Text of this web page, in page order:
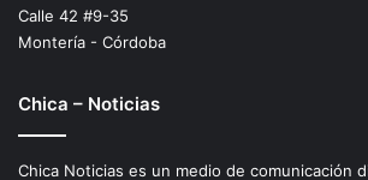
Calle 42 #9-35
Montería - Córdoba
Chica – Noticias
Chica Noticias es un medio de comunicación